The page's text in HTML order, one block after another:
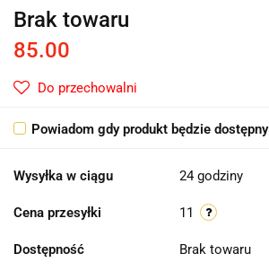
Brak towaru
85.00
Do przechowalni
Powiadom gdy produkt będzie dostępny
Wysyłka w ciągu 24 godziny
Cena przesyłki 11
Dostępność Brak towaru